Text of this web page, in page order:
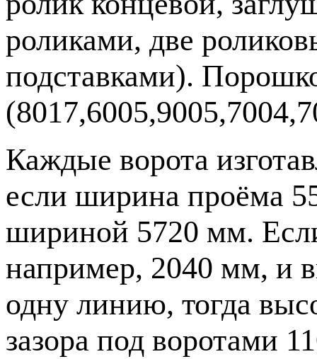
роликами, две
подставками).
Каждые ворота
если ширина проёма
шириной 5720 мм.
например, 2040 мм, и
одну линию, тогда
зазора под воротами